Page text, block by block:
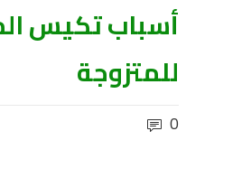
أسباب تكيس
للمتزوجة
0